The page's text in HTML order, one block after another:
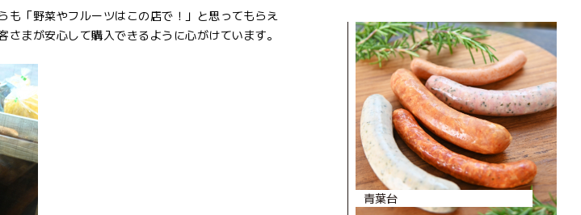
も「野菜やフルーツはこの店で！」と思ってもらえ
まが安心して購入できるように心がけています。
青葉台